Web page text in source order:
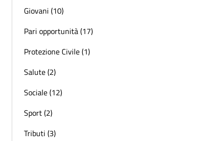
Giovani (10)
Pari opportunità (17)
Protezione Civile (1)
Salute (2)
Sociale (12)
Sport (2)
Tributi (3)